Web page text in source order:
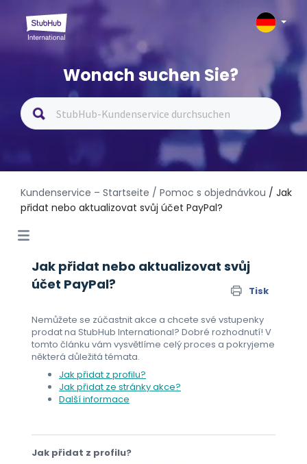
Wonach suchen Sie?
Kundenservice – Startseite / Pomoc s objednávkou / Jak
přidat nebo aktualizovat svůj účet PayPal?
Jak přidat nebo aktualizovat svůj
účet PayPal?
Tisk
Nemůžete se zúčastnit akce a chcete své vstupenky
prodat na StubHub International? Dobré rozhodnutí! V
tomto článku vám vysvětlíme celý proces a pokryjeme
některá důležitá témata.
Jak přidat z profilu?
Jak přidat ze stránky akce?
Další informace
Jak přidat z profilu?